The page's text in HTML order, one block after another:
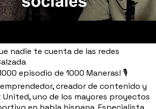
nadie te cuenta de las redes
episodio de 1000 Maneras! 🎙️
creador de contenido y
uno de los mayores proyectos